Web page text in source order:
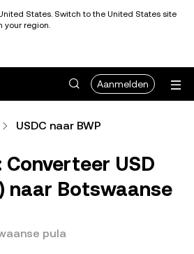
States. Switch to the United States site
your region.
Aanmelden
USDC naar BWP
Converteer USD
naar Botswaanse
pula